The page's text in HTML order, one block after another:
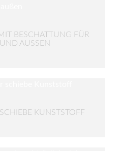
BESCHATTUNG FÜR
AUSSEN
KUNSTSTOFF